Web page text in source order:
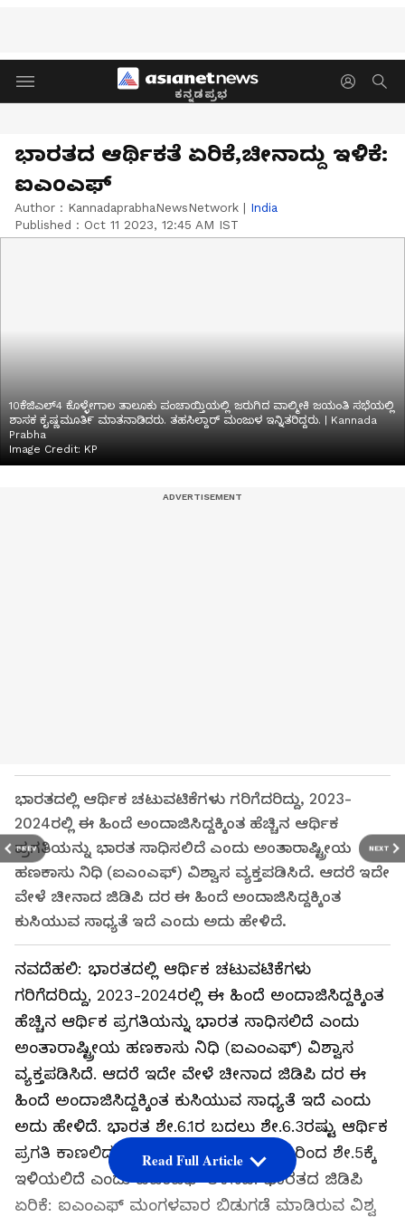
ಕನ್ನಡಪ್ರಭ
PREV NEXT
ಭಾರತದ ಆರ್ಥಿಕತೆ ಏರಿಕೆ,ಚೀನಾದ್ದು ಇಳಿಕೆ:
ಐಎಂಎಫ್‌
Author : KannadaprabhaNewsNetwork | India
Published : Oct 11 2023, 12:45 AM IST
10ಕೆಜಿಎಲ್4 ಕೊಳ್ಳೇಗಾಲ ತಾಲೂಕು ಪಂಚಾಯ್ತಿಯಲ್ಲಿ ಜರುಗಿದ ವಾಲ್ಮೀಕಿ ಜಯಂತಿ ಸಭೆಯಲ್ಲಿ
ಶಾಸಕ ಕೖಷ್ಣಮೂತಿ೯ ಮಾತನಾಡಿದರು. ತಹಸಿಲ್ದಾರ್ ಮಂಜುಳ ಇನ್ನಿತರಿದ್ದರು. | Kannada
Prabha
Image Credit: KP
ಭಾರತದಲ್ಲಿ ಆರ್ಥಿಕ ಚಟುವಟಿಕೆಗಳು ಗರಿಗೆದರಿದ್ದು, 2023-
2024ರಲ್ಲಿ ಈ ಹಿಂದೆ ಅಂದಾಜಿಸಿದ್ದಕ್ಕಿಂತ ಹೆಚ್ಚಿನ ಆರ್ಥಿಕ
ಪ್ರಗತಿಯನ್ನು ಭಾರತ ಸಾಧಿಸಲಿದೆ ಎಂದು ಅಂತಾರಾಷ್ಟ್ರೀಯ
ಹಣಕಾಸು ನಿಧಿ (ಐಎಂಎಫ್‌) ವಿಶ್ವಾಸ ವ್ಯಕ್ತಪಡಿಸಿದೆ. ಆದರೆ ಇದೇ
ವೇಳೆ ಚೀನಾದ ಜಿಡಿಪಿ ದರ ಈ ಹಿಂದೆ ಅಂದಾಜಿಸಿದ್ದಕ್ಕಿಂತ
ಕುಸಿಯುವ ಸಾಧ್ಯತೆ ಇದೆ ಎಂದು ಅದು ಹೇಳಿದೆ.
ನವದೆಹಲಿ: ಭಾರತದಲ್ಲಿ ಆರ್ಥಿಕ ಚಟುವಟಿಕೆಗಳು
ಗರಿಗೆದರಿದ್ದು, 2023-2024ರಲ್ಲಿ ಈ ಹಿಂದೆ ಅಂದಾಜಿಸಿದ್ದಕ್ಕಿಂತ
ಹೆಚ್ಚಿನ ಆರ್ಥಿಕ ಪ್ರಗತಿಯನ್ನು ಭಾರತ ಸಾಧಿಸಲಿದೆ ಎಂದು
ಅಂತಾರಾಷ್ಟ್ರೀಯ ಹಣಕಾಸು ನಿಧಿ (ಐಎಂಎಫ್‌) ವಿಶ್ವಾಸ
ವ್ಯಕ್ತಪಡಿಸಿದೆ. ಆದರೆ ಇದೇ ವೇಳೆ ಚೀನಾದ ಜಿಡಿಪಿ ದರ ಈ
ಹಿಂದೆ ಅಂದಾಜಿಸಿದ್ದಕ್ಕಿಂತ ಕುಸಿಯುವ ಸಾಧ್ಯತೆ ಇದೆ ಎಂದು
ಅದು ಹೇಳಿದೆ. ಭಾರತ ಶೇ.6.1ರ ಬದಲು ಶೇ.6.3ರಷ್ಟು ಆರ್ಥಿಕ
ಪ್ರಗತಿ ಕಾಣಲಿದ್ದರೆ, ಚೀನಾ ಪ್ರಗತಿ ದರ ಶೇ.5.2ರಿಂದ ಶೇ.5ಕ್ಕೆ
ಇಳಿಯಲಿದೆ ಎಂದು ಐಎಂಎಫ್‌ ತಿಳಿಸಿದೆ. ಭಾರತದ ಜಿಡಿಪಿ
ಏರಿಕೆ: ಐಎಂಎಫ್‌ ಮಂಗಳವಾರ ಬಿಡುಗಡೆ ಮಾಡಿರುವ ವಿಶ್ವ
Read Full Article